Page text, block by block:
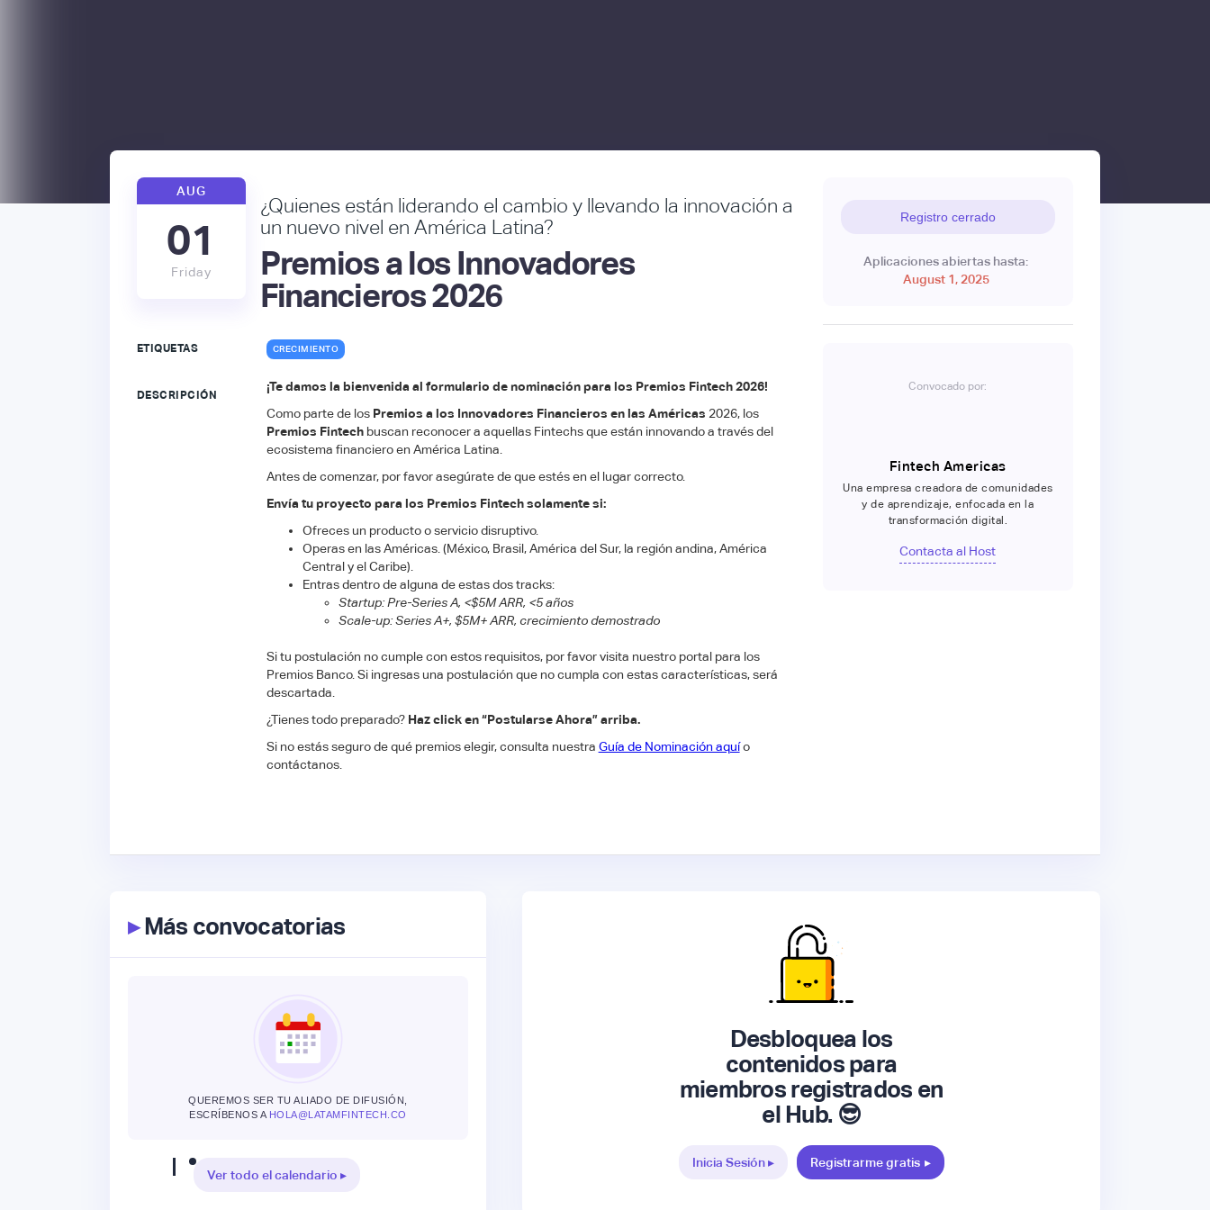
AUG
01
Friday
¿Quienes están liderando el cambio y llevando la innovación a
un nuevo nivel en América Latina?
Premios a los Innovadores
Financieros 2026
ETIQUETAS CRECIMIENTO
DESCRIPCIÓN
¡Te damos la bienvenida al formulario de nominación para los Premios Fintech 2026!
Como parte de los Premios a los Innovadores Financieros en las Américas 2026, los
Premios Fintechbuscan reconocer a aquellas Fintechs que están innovando a través del
ecosistema financiero en América Latina.
Antes de comenzar, por favor asegúrate de que estés en el lugar correcto.
Envía tu proyecto para los Premios Fintech solamente si:
Ofreces un producto o servicio disruptivo.
Operas en las Américas. (México, Brasil, América del Sur, la región andina, América
Central y el Caribe).
Entras dentro de alguna de estas dos tracks:
Startup: Pre-Series A, <$5M ARR, <5 años
Scale-up: Series A+, $5M+ ARR, crecimiento demostrado
Si tu postulación no cumple con estos requisitos, por favor visita nuestro portal para los
Premios Banco. Si ingresas una postulación que no cumpla con estas características, será
descartada.
¿Tienes todo preparado? Haz click en “Postularse Ahora” arriba.
Si no estás seguro de qué premios elegir, consulta nuestra Guía de Nominación aquío
contáctanos.
Registro cerrado
Aplicaciones abiertas hasta:
August 1, 2025
Convocado por:
Fintech Americas
Una empresa creadora de comunidades
y de aprendizaje, enfocada en la
transformación digital.
Contacta al Host
▸Más convocatorias
QUEREMOS SER TU ALIADO DE DIFUSIÓN,
ESCRÍBENOS A HOLA@LATAMFINTECH.CO
Ver todo el calendario ▸
Desbloquea los
contenidos para
miembros registrados en
el Hub. 😎
Inicia Sesión ▸ Registrarme gratis ▸